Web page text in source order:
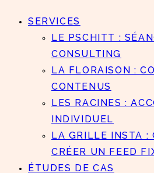
SERVICES
LE PSCHITT :
CONSULTING
LA FLORAISON :
CONTENUS
LES RACINES :
INDIVIDUEL
LA GRILLE INSTA :
CRÉER UN FEED
ÉTUDES DE CAS